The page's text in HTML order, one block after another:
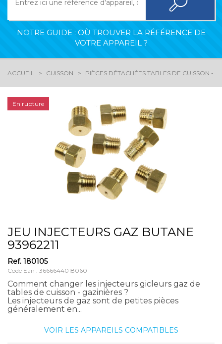
NOTRE GUIDE : OÙ TROUVER LA RÉFÉRENCE DE
VOTRE APPAREIL ?
ACCUEIL CUISSON PIÈCES DÉTACHÉES TABLES DE CUISSON -
En rupture
JEU INJECTEURS GAZ BUTANE
93962211
Ref. 180105
Code Ean : 3666644018060
Comment changer les injecteurs gicleurs gaz de
tables de cuisson - gazinières ?
Les injecteurs de gaz sont de petites pièces
généralement en...
VOIR LES APPAREILS COMPATIBLES